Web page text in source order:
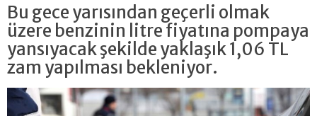
Bu gece yarısından geçerli olmak
üzere benzinin litre fiyatına pompaya
yansıyacak şekilde yaklaşık 1,06 TL
zam yapılması bekleniyor.